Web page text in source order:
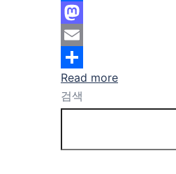
Facebook
Mastodon
Email
Share
Read more
검색